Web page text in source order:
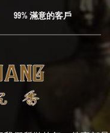
99% 滿意的客戶